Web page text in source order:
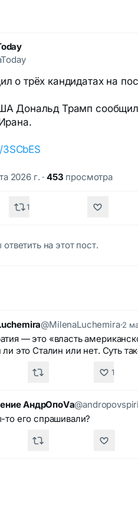
о трёх кандидатах на
Дональд Трамп сообщил
2026 г. ·453 просмотра
1
на этот пост.
@MilenaLuchemira·2
— это «власть
ли это Сталин или нет. Суть
1
АндрOпоVа
то его спрашивали?